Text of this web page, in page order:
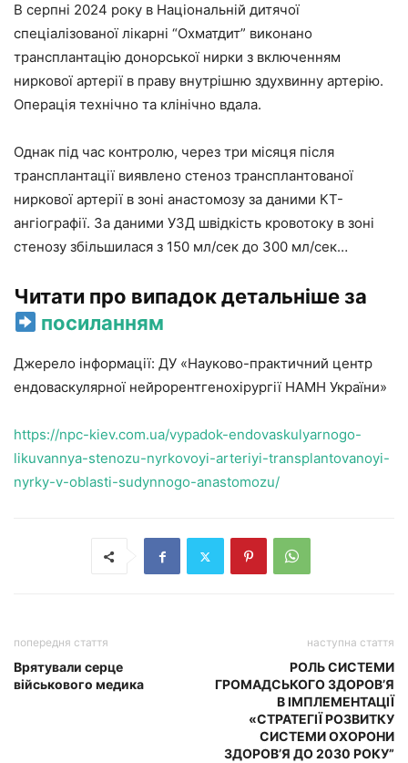
В серпні 2024 року в Національній дитячої
спеціалізованої лікарні “Охматдит” виконано
трансплантацію донорської нирки з включенням
ниркової артерії в праву внутрішню здухвинну артерію.
Операція технічно та клінічно вдала.
Однак під час контролю, через три місяця після
трансплантації виявлено стеноз трансплантованої
ниркової артерії в зоні анастомозу за даними КТ-
ангіографії. За даними УЗД швідкість кровотоку в зоні
стенозу збільшилася з 150 мл/сек до 300 мл/сек…
Читати про випадок детальніше за
посиланням
Джерело інформації: ДУ «Науково-практичний центр
ендоваскулярної нейрорентгенохірургії НАМН України»
https://npc-kiev.com.ua/vypadok-endovaskulyarnogo-
likuvannya-stenozu-nyrkovoyi-arteriyi-transplantovanoyi-
nyrky-v-oblasti-sudynnogo-anastomozu/
попередня стаття
Врятували серце
військового медика
наступна стаття
РОЛЬ СИСТЕМИ
ГРОМАДСЬКОГО ЗДОРОВ’Я
В ІМПЛЕМЕНТАЦІЇ
«СТРАТЕГІЇ РОЗВИТКУ
СИСТЕМИ ОХОРОНИ
ЗДОРОВ’Я ДО 2030 РОКУ”